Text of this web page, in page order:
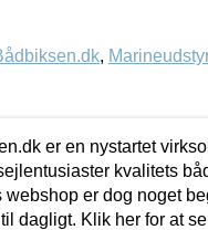
,
er en nystartet
kvalitets
webshop er dog noget
dagligt. Klik her for at